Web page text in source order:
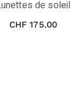
de soleil
CHF 175.00